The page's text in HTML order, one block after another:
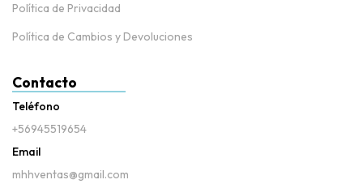
Política de Privacidad
Política de Cambios y Devoluciones
Contacto
Teléfono
+56945519654
Email
mhhventas@gmail.com